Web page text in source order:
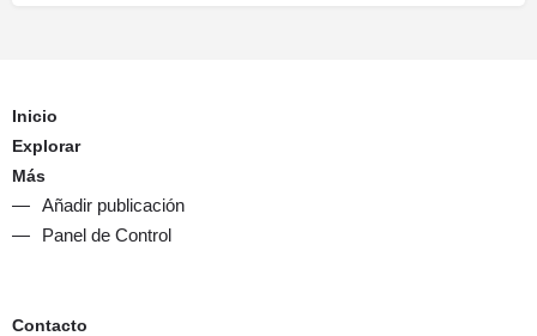
Inicio
Explorar
Más
Añadir publicación
Panel de Control
Contacto